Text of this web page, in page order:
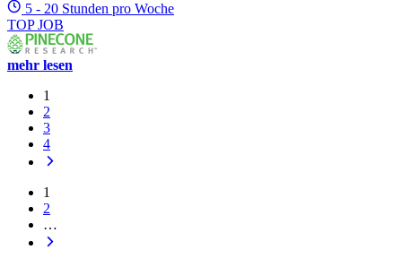
5 - 20 Stunden pro Woche
TOP JOB
mehr lesen
1
2
3
4
1
2
…